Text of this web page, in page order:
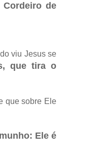
Cordeiro de
viu Jesus se
que tira o
que sobre Ele
Ele é